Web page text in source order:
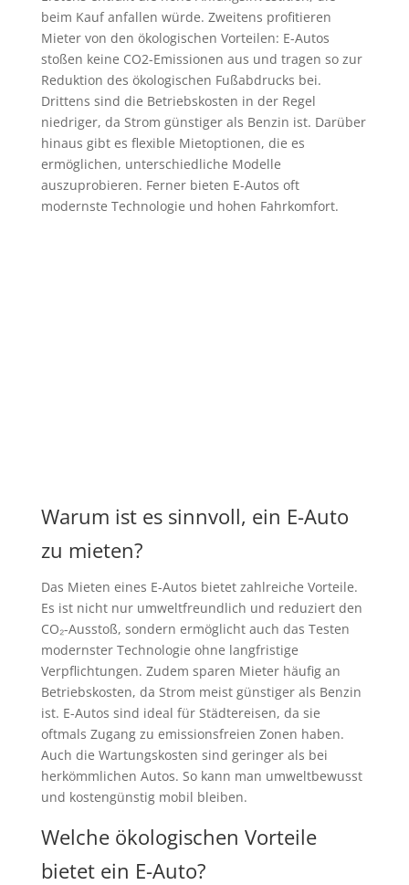
beim Kauf anfallen würde. Zweitens profitieren
Mieter von den ökologischen Vorteilen: E-Autos
stoßen keine CO2-Emissionen aus und tragen so zur
Reduktion des ökologischen Fußabdrucks bei.
Drittens sind die Betriebskosten in der Regel
niedriger, da Strom günstiger als Benzin ist. Darüber
hinaus gibt es flexible Mietoptionen, die es
ermöglichen, unterschiedliche Modelle
auszuprobieren. Ferner bieten E-Autos oft
modernste Technologie und hohen Fahrkomfort.
Warum ist es sinnvoll, ein E-Auto
zu mieten?
Das Mieten eines E-Autos bietet zahlreiche Vorteile.
Es ist nicht nur umweltfreundlich und reduziert den
CO₂-Ausstoß, sondern ermöglicht auch das Testen
modernster Technologie ohne langfristige
Verpflichtungen. Zudem sparen Mieter häufig an
Betriebskosten, da Strom meist günstiger als Benzin
ist. E-Autos sind ideal für Städtereisen, da sie
oftmals Zugang zu emissionsfreien Zonen haben.
Auch die Wartungskosten sind geringer als bei
herkömmlichen Autos. So kann man umweltbewusst
und kostengünstig mobil bleiben.
Welche ökologischen Vorteile
bietet ein E-Auto?